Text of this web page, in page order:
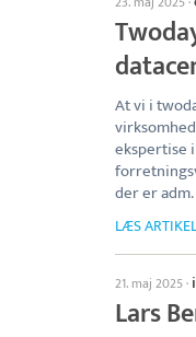
At vi i
ekspertise
der er
LÆS ARTIKEL
21. maj 2025·
Lars